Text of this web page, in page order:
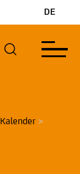
DE
Kalender >